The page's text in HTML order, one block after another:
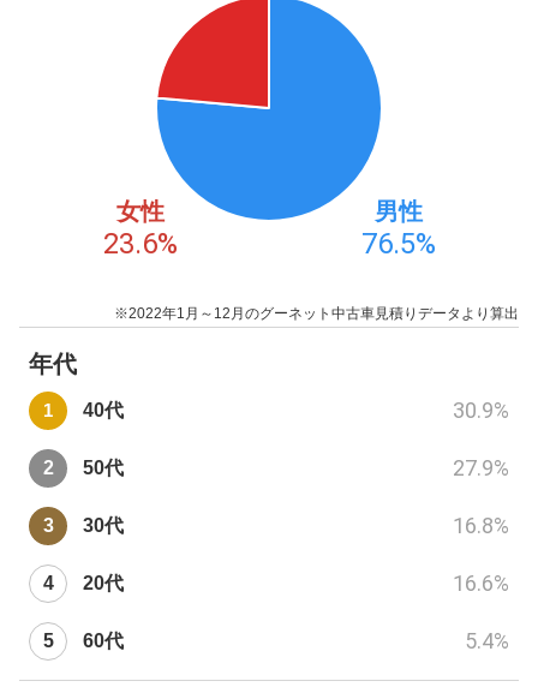
女性
23.6%
男性
76.5%
※2022年1月～12月のグーネット中古車見積りデータより算出
年代
40代 30.9%
50代 27.9%
30代 16.8%
20代 16.6%
60代 5.4%